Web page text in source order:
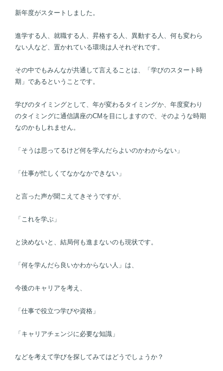
新年度がスタートしました。
進学する人、就職する人、昇格する人、異動する人、何も変わら
ない人など、置かれている環境は人それぞれです。
その中でもみんなが共通して言えることは、「学びのスタート時
期」であるということです。
学びのタイミングとして、年が変わるタイミングか、年度変わり
のタイミングに通信講座のCMを目にしますので、そのような時期
なのかもしれません。
「そうは思ってるけど何を学んだらよいのかわからない」
「仕事が忙しくてなかなかできない」
と言った声が聞こえてきそうですが、
「これを学ぶ」
と決めないと、結局何も進まないのも現状です。
「何を学んだら良いかわからない人」は、
今後のキャリアを考え、
「仕事で役立つ学びや資格」
「キャリアチェンジに必要な知識」
などを考えて学びを探してみてはどうでしょうか？